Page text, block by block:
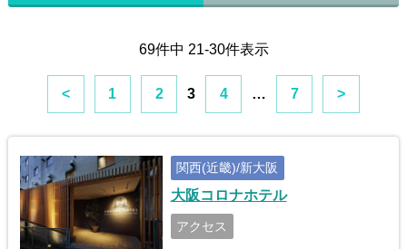
69件中 21-30件表示
< 1 2 3 4 … 7 >
関西(近畿)/新大阪
大阪コロナホテル
アクセス